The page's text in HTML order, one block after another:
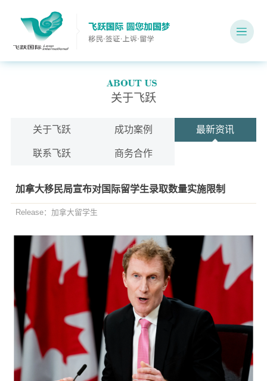
关于飞跃
关于飞跃 成功案例 最新资讯
联系飞跃 商务合作
加拿大移民局宣布对国际留学生录取数量实施限制
Release：加拿大留学生